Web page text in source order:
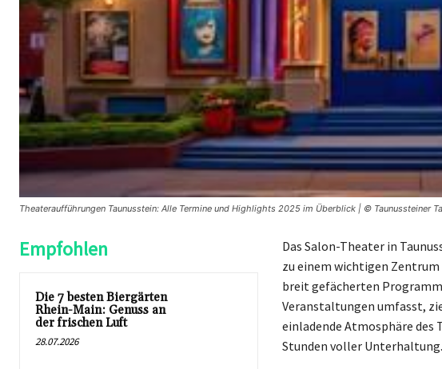
Theateraufführungen Taunusstein: Alle Termine und Highlights 2025 im Überblick | © Taunussteiner
Empfohlen
Die 7 besten Biergärten
Rhein-Main: Genuss an
der frischen Luft
28.07.2026
Das Salon-Theater in
zu einem wichtigen
breit gefächerten
Veranstaltungen umfasst,
einladende Atmosphäre des
Stunden voller Unterhaltung.